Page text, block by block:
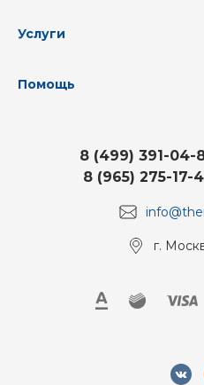
Услуги
Помощь
8 (499) 391-04-
8 (965) 275-17-
г.